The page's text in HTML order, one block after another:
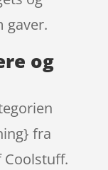
gaver.
og
fra